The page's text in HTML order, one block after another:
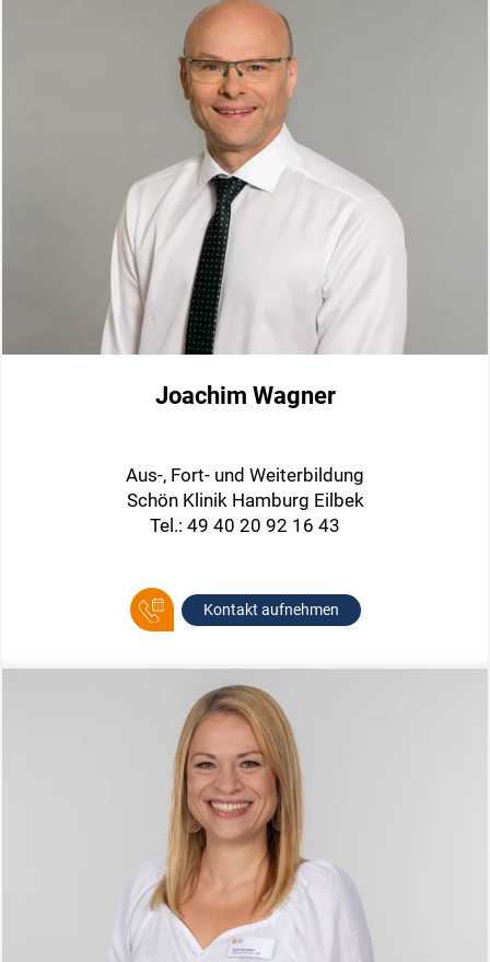
Joachim Wagner
Aus-, Fort- und Weiterbildung
Schön Klinik Hamburg Eilbek
Tel.: 49 40 20 92 16 43
Kontakt aufnehmen